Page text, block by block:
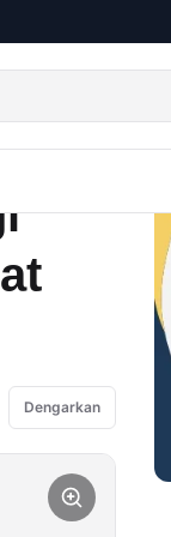
OLAHRAGA
Dengarkan